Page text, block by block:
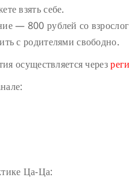
взять себе.
— 800 рублей со
с родителями свободно.
осуществляется через
Ца-Ца: